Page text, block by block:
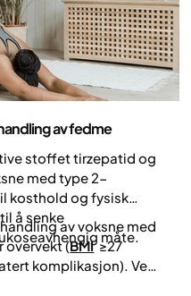
av fedme
stoffet tirzepatid og
med type 2-
kosthold og fysisk
å senke
måte.
av voksne med
overvekt (BMI≥27
komplikasjon). Ved